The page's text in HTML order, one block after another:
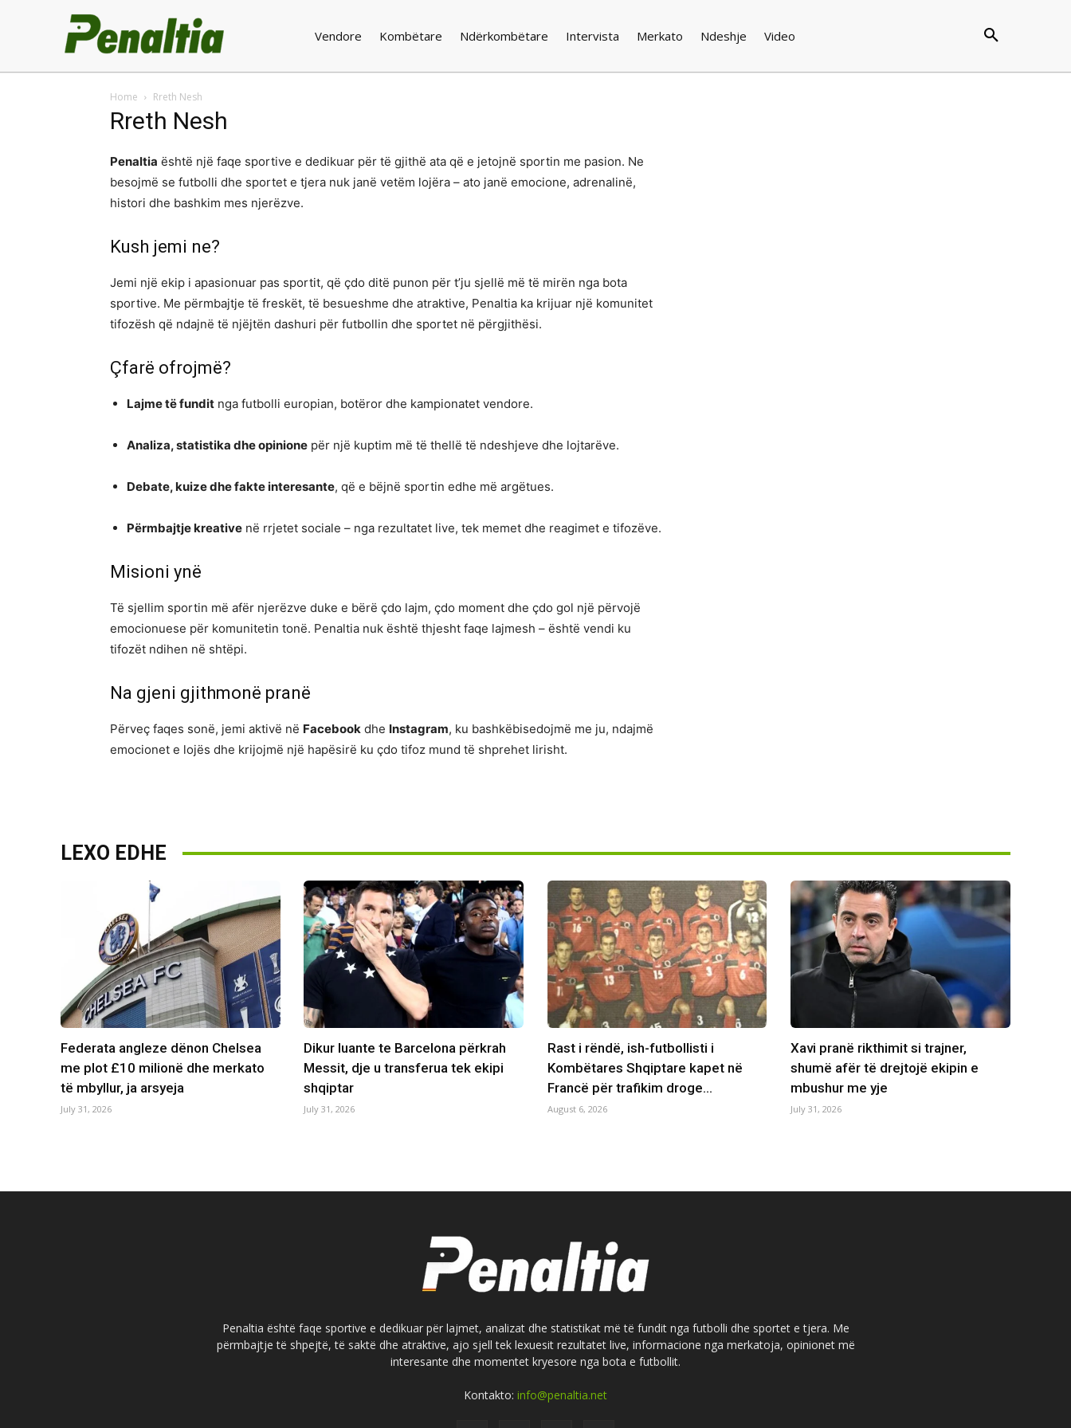
Vendore Kombëtare Ndërkombëtare Intervista Merkato Ndeshje Video
Home Rreth Nesh
Rreth Nesh
Penaltia është një faqe sportive e dedikuar për të gjithë ata që e jetojnë sportin me pasion. Ne
besojmë se futbolli dhe sportet e tjera nuk janë vetëm lojëra – ato janë emocione, adrenalinë,
histori dhe bashkim mes njerëzve.
Kush jemi ne?
Jemi një ekip i apasionuar pas sportit, që çdo ditë punon për t’ju sjellë më të mirën nga bota
sportive. Me përmbajtje të freskët, të besueshme dhe atraktive, Penaltia ka krijuar një komunitet
tifozësh që ndajnë të njëjtën dashuri për futbollin dhe sportet në përgjithësi.
Çfarë ofrojmë?
Lajme të fundit nga futbolli europian, botëror dhe kampionatet vendore.
Analiza, statistika dhe opinione për një kuptim më të thellë të ndeshjeve dhe lojtarëve.
Debate, kuize dhe fakte interesante, që e bëjnë sportin edhe më argëtues.
Përmbajtje kreative në rrjetet sociale – nga rezultatet live, tek memet dhe reagimet e tifozëve.
Misioni ynë
Të sjellim sportin më afër njerëzve duke e bërë çdo lajm, çdo moment dhe çdo gol një përvojë
emocionuese për komunitetin tonë. Penaltia nuk është thjesht faqe lajmesh – është vendi ku
tifozët ndihen në shtëpi.
Na gjeni gjithmonë pranë
Përveç faqes sonë, jemi aktivë në Facebook dhe Instagram, ku bashkëbisedojmë me ju, ndajmë
emocionet e lojës dhe krijojmë një hapësirë ku çdo tifoz mund të shprehet lirisht.
LEXO EDHE
Federata angleze dënon Chelsea
me plot £10 milionë dhe merkato
të mbyllur, ja arsyeja
July 31, 2026
Dikur luante te Barcelona përkrah
Messit, dje u transferua tek ekipi
shqiptar
July 31, 2026
Rast i rëndë, ish-futbollisti i
Kombëtares Shqiptare kapet në
Francë për trafikim droge…
August 6, 2026
Xavi pranë rikthimit si trajner,
shumë afër të drejtojë ekipin e
mbushur me yje
July 31, 2026
Penaltia është faqe sportive e dedikuar për lajmet, analizat dhe statistikat më të fundit nga futbolli dhe sportet e tjera. Me
përmbajtje të shpejtë, të saktë dhe atraktive, ajo sjell tek lexuesit rezultatet live, informacione nga merkatoja, opinionet më
interesante dhe momentet kryesore nga bota e futbollit.
Kontakto: info@penaltia.net